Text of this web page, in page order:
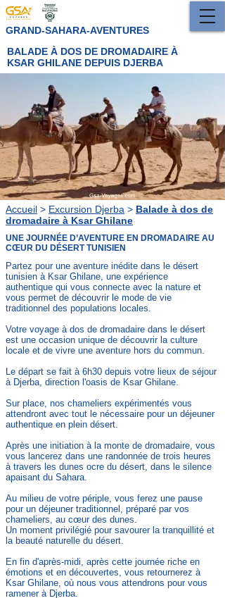
GRAND-SAHARA-AVENTURES
BALADE À DOS DE DROMADAIRE À
KSAR GHILANE DEPUIS DJERBA
Accueil > Excursion Djerba > Balade à dos de
dromadaire à Ksar Ghilane
UNE JOURNÉE D’AVENTURE EN DROMADAIRE AU
CŒUR DU DÉSERT TUNISIEN
Partez pour une aventure inédite dans le désert
tunisien à Ksar Ghilane, une expérience
authentique qui vous connecte avec la nature et
vous permet de découvrir le mode de vie
traditionnel des populations locales.
Votre voyage à dos de dromadaire dans le désert
est une occasion unique de découvrir la culture
locale et de vivre une aventure hors du commun.
Le départ se fait à 6h30 depuis votre lieux de séjour
à Djerba, direction l'oasis de Ksar Ghilane.
Sur place, nos chameliers expérimentés vous
attendront avec tout le nécessaire pour un déjeuner
authentique en plein désert.
Après une initiation à la monte de dromadaire, vous
vous lancerez dans une randonnée de trois heures
à travers les dunes ocre du désert, dans le silence
apaisant du Sahara.
Au milieu de votre périple, vous ferez une pause
pour un déjeuner traditionnel, préparé par vos
chameliers, au cœur des dunes.
Un moment privilégié pour savourer la tranquillité et
la beauté naturelle du désert.
En fin d'après-midi, après cette journée riche en
émotions et en découvertes, vous retournerez à
Ksar Ghilane, où nous vous attendrons pour vous
ramener à Djerba.